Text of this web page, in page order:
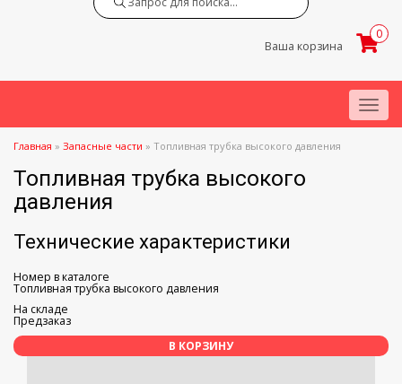
Ваша корзина
0
Menu
Главная » Запасные части » Топливная трубка высокого давления
Топливная трубка высокого
давления
Технические характеристики
Номер в каталоге
Топливная трубка высокого давления
На складе
Предзаказ
В КОРЗИНУ